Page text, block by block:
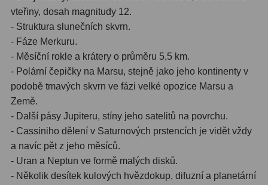
Kapesní10
Digitální10
Příslušenství mikroskopů16
Kamery
Preparáty2
Sklíčka8
Mikroskopicke sady3
vteřiny, dosah magnitudy 12.
- Struktura slunečních skvrn.
- Fáze Merkuru.
- Měsíční rokle a krátery o průměru 5,5 km.
- Polární čepičky na Marsu, stejně jako jeho kontinenty v
podobě tmavých skvrn ve fázi velké opozice Marsu a
Země.
- Další pásy Jupiteru, stíny jeho satelitů na povrchu.
- Cassiniho dělení v Saturnových prstencích je vidět vždy
a navíc pět z jeho měsíců.
- Uran a Neptun ve formě malých disků.
- Několik desítek kulových hvězdokup, difuzní a planetární